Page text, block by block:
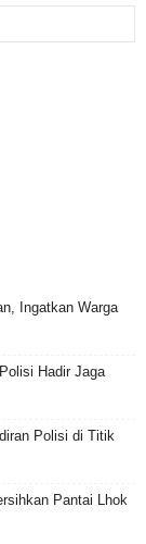
Ingatkan Warga
Hadir Jaga
Polisi di Titik
Pantai Lhok